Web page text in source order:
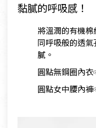
黏膩的呼吸感！
將溫潤的有機
同呼吸般的透
膩。
圓點無鋼圈內
圓點女中腰內